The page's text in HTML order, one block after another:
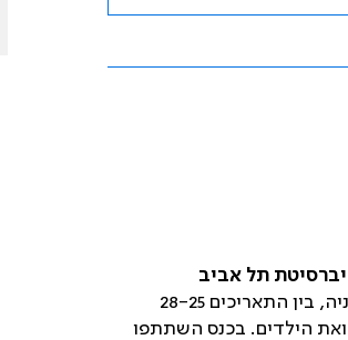
תל אביב
הכנס השנתי של החברות האקדמיות האמריקאיות לרפואת ילדים התכנס בשנת 2015 בסן דייגו, קליפורניה, בין התאריכים 28-25
הילדים. בכנס השתתפו